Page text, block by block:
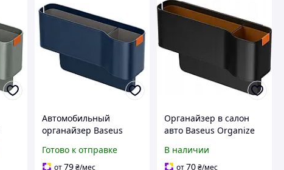
Автомобильный
органайзер Baseus
Galaxy Blue)
Готово к отправке
от79 ₴/мес
Органайзер в салон
авто Baseus Organize
C20256502111-00
В наличии
от70₴/мес